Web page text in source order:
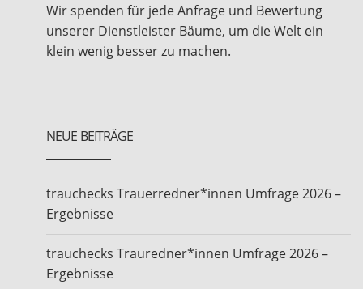
Wir spenden für jede Anfrage und Bewertung
unserer Dienstleister Bäume, um die Welt ein
klein wenig besser zu machen.
NEUE BEITRÄGE
trauchecks Trauerredner*innen Umfrage 2026 –
Ergebnisse
trauchecks Trauredner*innen Umfrage 2026 –
Ergebnisse